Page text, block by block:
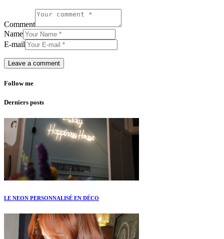
Comment
Name
E-mail
Follow me
Derniers posts
LE NEON PERSONNALISÉ EN DÉCO